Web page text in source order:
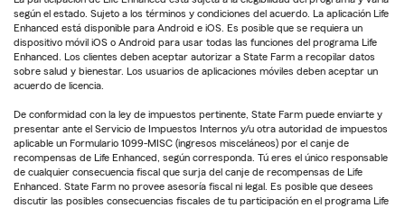
según el estado. Sujeto a los términos y condiciones del acuerdo. La aplicación Life
Enhanced está disponible para Android e iOS. Es posible que se requiera un
dispositivo móvil iOS o Android para usar todas las funciones del programa Life
Enhanced. Los clientes deben aceptar autorizar a State Farm a recopilar datos
sobre salud y bienestar. Los usuarios de aplicaciones móviles deben aceptar un
acuerdo de licencia.
De conformidad con la ley de impuestos pertinente, State Farm puede enviarte y
presentar ante el Servicio de Impuestos Internos y/u otra autoridad de impuestos
aplicable un Formulario 1099-MISC (ingresos misceláneos) por el canje de
recompensas de Life Enhanced, según corresponda. Tú eres el único responsable
de cualquier consecuencia fiscal que surja del canje de recompensas de Life
Enhanced. State Farm no provee asesoría fiscal ni legal. Es posible que desees
discutir las posibles consecuencias fiscales de tu participación en el programa Life